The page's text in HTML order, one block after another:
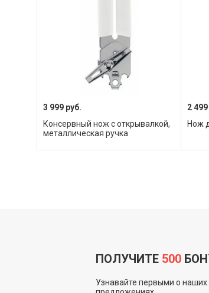
3 999 руб.
Консервный нож с открывалкой,
металлическая ручка
2
Нож
ПОЛУЧИТЕ 500
Узнавайте первыми о наших